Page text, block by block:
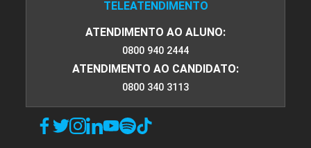
TELEATENDIMENTO
ATENDIMENTO AO ALUNO:
0800 940 2444
ATENDIMENTO AO CANDIDATO:
0800 340 3113